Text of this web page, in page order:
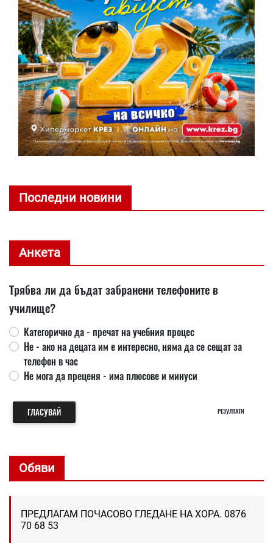
Последни новини
Анкета
Трябва ли да бъдат забранени телефоните в
училище?
Категорично да - пречат на учебния процес
Не - ако на децата им е интересно, няма да се сещат за
телефон в час
Не мога да преценя - има плюсове и минуси
ГЛАСУВАЙ РЕЗУЛТАТИ
Обяви
ПРЕДЛАГАМ ПОЧАСОВО ГЛЕДАНЕ НА ХОРА. 0876
70 68 53